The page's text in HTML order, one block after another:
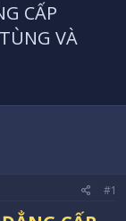
CẤP
VÀ
#1